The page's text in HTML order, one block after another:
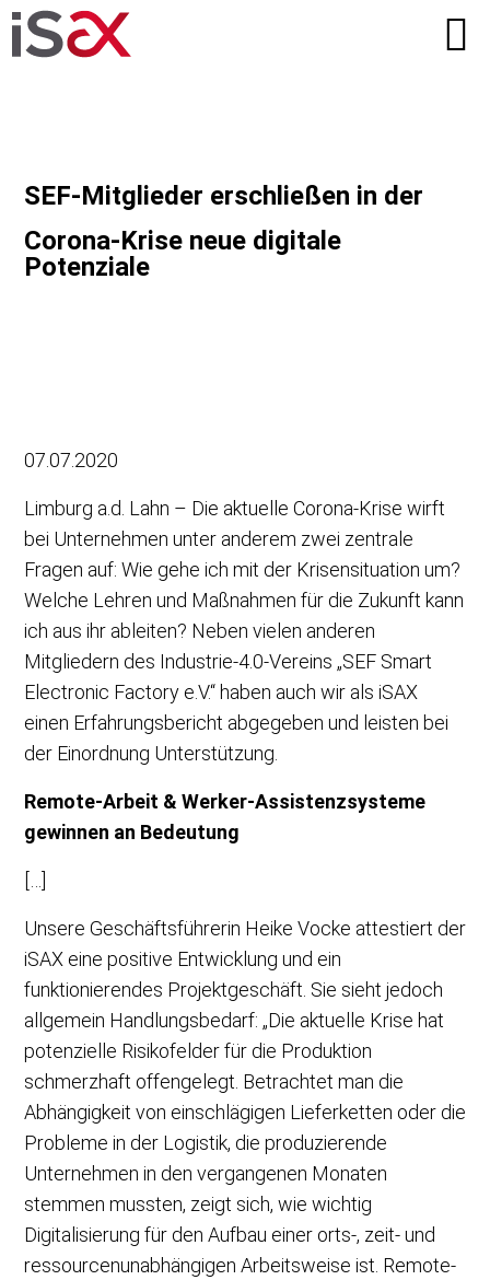
SEF-Mitglieder erschließen in der
Corona-Krise neue digitale
Potenziale
07.07.2020
Limburg a.d. Lahn – Die aktuelle Corona-Krise wirft
bei Unternehmen unter anderem zwei zentrale
Fragen auf: Wie gehe ich mit der Krisensituation um?
Welche Lehren und Maßnahmen für die Zukunft kann
ich aus ihr ableiten? Neben vielen anderen
Mitgliedern des Industrie-4.0-Vereins „SEF Smart
Electronic Factory e.V.“ haben auch wir als iSAX
einen Erfahrungsbericht abgegeben und leisten bei
der Einordnung Unterstützung.
Remote-Arbeit & Werker-Assistenzsysteme
gewinnen an Bedeutung
[…]
Unsere Geschäftsführerin Heike Vocke attestiert der
iSAX eine positive Entwicklung und ein
funktionierendes Projektgeschäft. Sie sieht jedoch
allgemein Handlungsbedarf: „Die aktuelle Krise hat
potenzielle Risikofelder für die Produktion
schmerzhaft offengelegt. Betrachtet man die
Abhängigkeit von einschlägigen Lieferketten oder die
Probleme in der Logistik, die produzierende
Unternehmen in den vergangenen Monaten
stemmen mussten, zeigt sich, wie wichtig
Digitalisierung für den Aufbau einer orts-, zeit- und
ressourcenunabhängigen Arbeitsweise ist. Remote-